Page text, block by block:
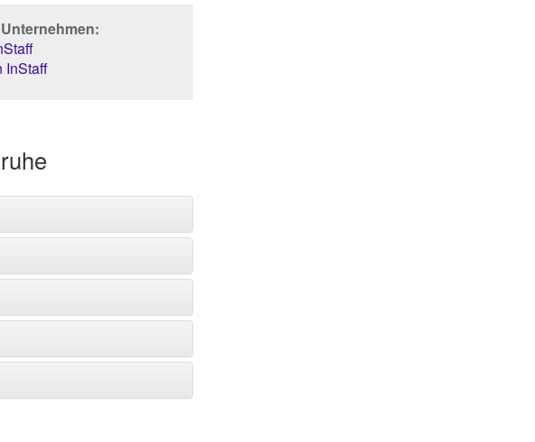
InStaff